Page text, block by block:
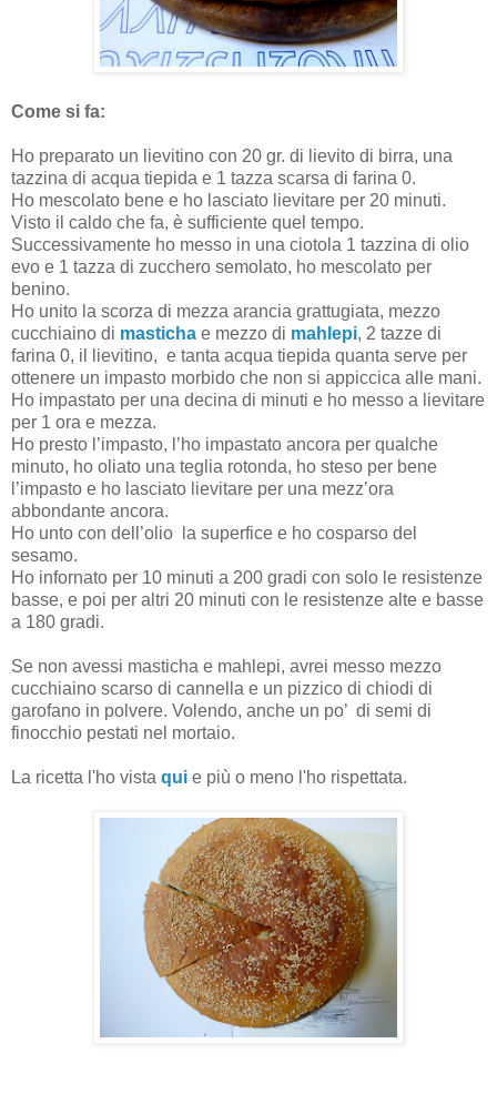
Come si fa:
Ho preparato un lievitino con 20 gr. di lievito di birra, una
tazzina di acqua tiepida e 1 tazza scarsa di farina 0.
Ho mescolato bene e ho lasciato lievitare per 20 minuti.
Visto il caldo che fa, è sufficiente quel tempo.
Successivamente ho messo in una ciotola 1 tazzina di olio
evo e 1 tazza di zucchero semolato, ho mescolato per
benino.
Ho unito la scorza di mezza arancia grattugiata, mezzo
cucchiaino di masticha e mezzo di mahlepi, 2 tazze di
farina 0, il lievitino, e tanta acqua tiepida quanta serve per
ottenere un impasto morbido che non si appiccica alle mani.
Ho impastato per una decina di minuti e ho messo a lievitare
per 1 ora e mezza.
Ho presto l’impasto, l’ho impastato ancora per qualche
minuto, ho oliato una teglia rotonda, ho steso per bene
l’impasto e ho lasciato lievitare per una mezz’ora
abbondante ancora.
Ho unto con dell’olio
la superfice e ho cosparso del
sesamo.
Ho infornato per 10 minuti a 200 gradi con solo le resistenze
basse, e poi per altri 20 minuti con le resistenze alte e basse
a 180 gradi.
Se non avessi masticha e mahlepi, avrei messo mezzo
cucchiaino scarso di cannella e un pizzico di chiodi di
garofano in polvere. Volendo, anche un po’ di semi di
finocchio pestati nel mortaio.
La ricetta l'ho vista qui e più o meno l'ho rispettata.